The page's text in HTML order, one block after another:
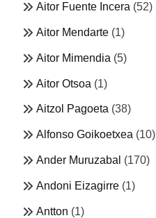
Aitor Fuente Incera (52)
Aitor Mendarte (1)
Aitor Mimendia (5)
Aitor Otsoa (1)
Aitzol Pagoeta (38)
Alfonso Goikoetxea (10)
Ander Muruzabal (170)
Andoni Eizagirre (1)
Antton (1)